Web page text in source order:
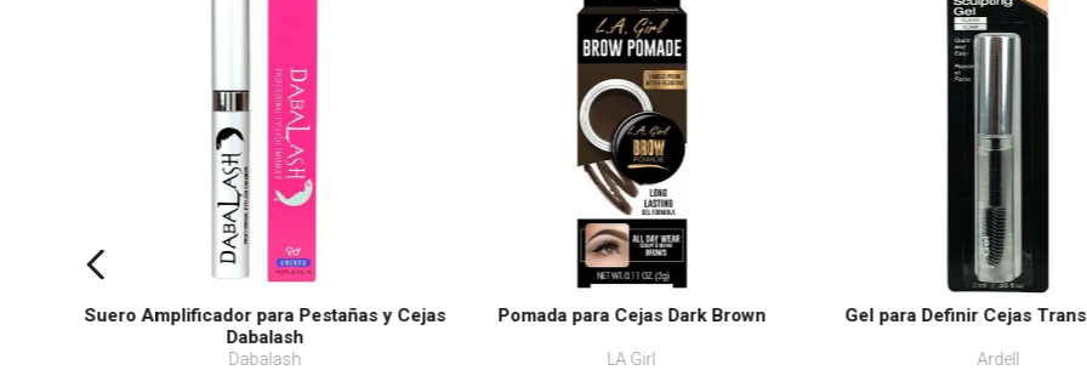
Suero Amplificador para Pestañas y Cejas
Dabalash
Dabalash
Pomada para Cejas Dark Brown
LA Girl
Gel para Definir Cejas
Ardell